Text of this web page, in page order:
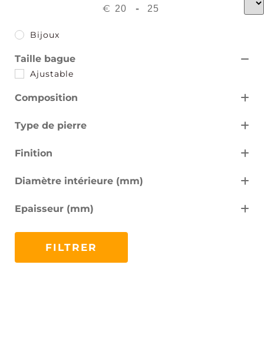
€ -
Bijoux
Taille bague
Ajustable
Composition
Type de pierre
Finition
Diamètre intérieure (mm)
3
Epaisseur (mm)
FILTRER